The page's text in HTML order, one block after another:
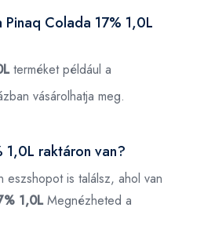
Pinaq Colada 17% 1,0L
terméket például a
vásárolhatja meg.
1,0L raktáron van?
is találsz, ahol van
1,0LMegnézheted a